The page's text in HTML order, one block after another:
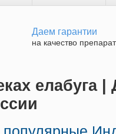
Даем гарантии
на качество
елабуга |